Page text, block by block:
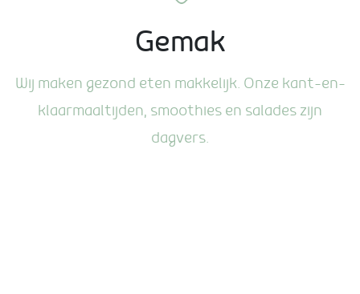
Gemak
Wij maken gezond eten makkelijk. Onze kant-en-
klaarmaaltijden, smoothies en salades zijn
dagvers.